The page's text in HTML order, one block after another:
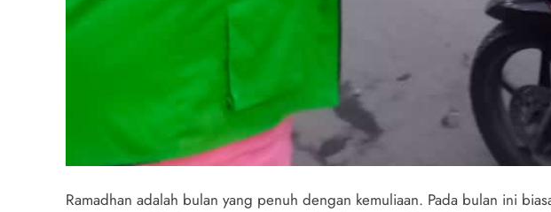
Ramadhan adalah bulan yang penuh dengan kemuliaan. Pada bulan ini